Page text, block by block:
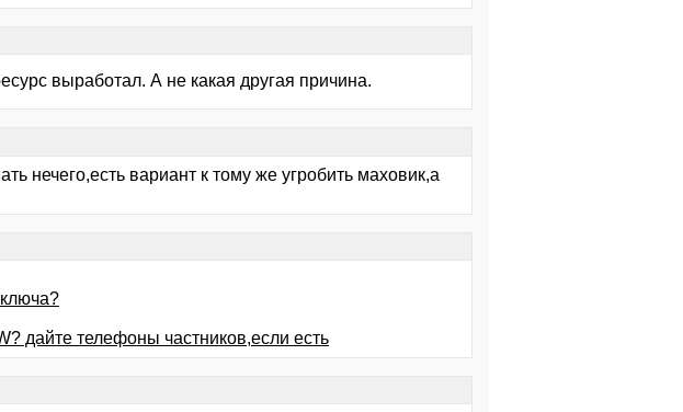
выработал. А не какая другая причина.
нечего,есть вариант к тому же угробить маховик,а
дайте телефоны частников,если есть